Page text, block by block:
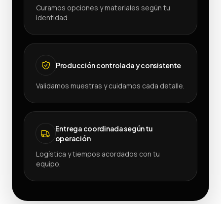
Curamos opciones y materiales según tu
identidad.
Producción controlada y consistente
Validamos muestras y cuidamos cada detalle.
Entrega coordinada según tu
operación
Logística y tiempos acordados con tu
equipo.